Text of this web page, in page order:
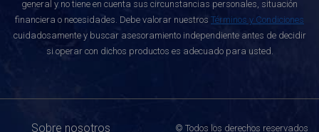
general y no tiene en cuenta sus circunstancias personales, situación
financiera o necesidades. Debe valorar nuestros Términos y Condiciones
cuidadosamente y buscar asesoramiento independiente antes de decidir
si operar con dichos productos es adecuado para usted.
Sobre nosotros © Todos los derechos reservados